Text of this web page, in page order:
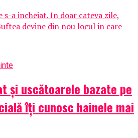
a incheiat. In doar cateva zile,
devine din nou locul in care
și uscătoarele bazate pe
îți cunosc hainele mai